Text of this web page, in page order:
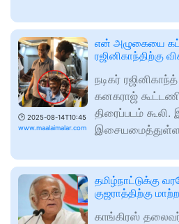
🕑 2025-08-14T10:45
www.maalaimalar.com
என் அழுகையை
ரஜினிகாந்திற்கு
நடிகர்
கனகராஜ்
திரைப்படம் கூலி.
தமிழ்நாட்டுக்கு
குஜராத்திற்கு
காங்கிரஸ்